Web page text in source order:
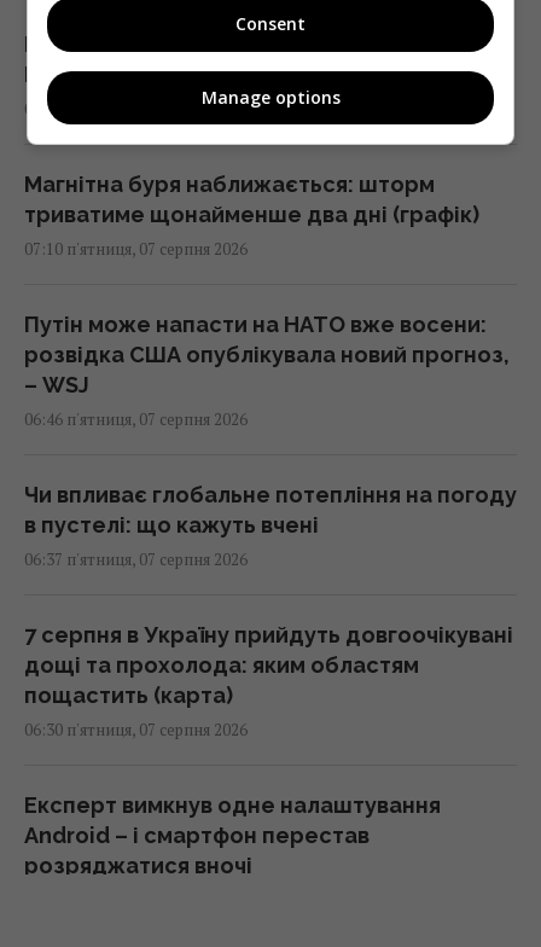
Гороскоп на 7 серпня: Овнам – стосунки,
Рибам – джерело сили
07:10 п'ятниця, 07 серпня 2026
Магнітна буря наближається: шторм
триватиме щонайменше два дні (графік)
07:10 п'ятниця, 07 серпня 2026
Путін може напасти на НАТО вже восени:
розвідка США опублікувала новий прогноз,
– WSJ
06:46 п'ятниця, 07 серпня 2026
Чи впливає глобальне потепління на погоду
в пустелі: що кажуть вчені
06:37 п'ятниця, 07 серпня 2026
7 серпня в Україну прийдуть довгоочікувані
дощі та прохолода: яким областям
пощастить (карта)
06:30 п'ятниця, 07 серпня 2026
Експерт вимкнув одне налаштування
Android – і смартфон перестав
розряджатися вночі
Consent
Manage options